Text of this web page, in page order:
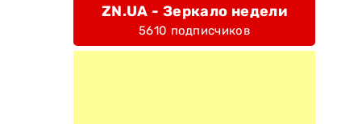
ZN.UA - Зеркало недели
5610 подписчиков